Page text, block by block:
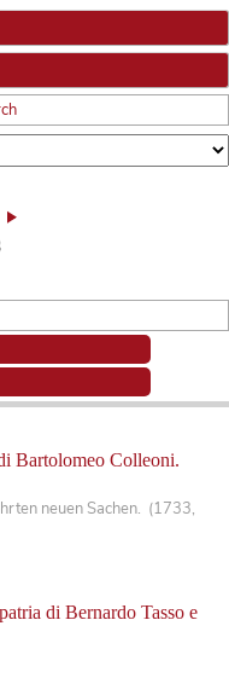
Bartolomeo Colleoni.
neuen Sachen. (1733,
di Bernardo Tasso e